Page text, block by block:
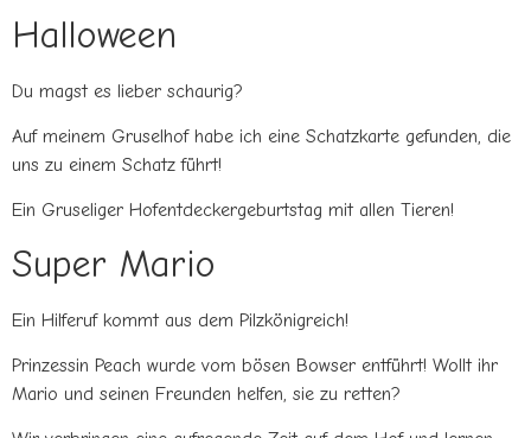
Halloween
Du magst es lieber schaurig?
Auf meinem Gruselhof habe ich eine Schatzkarte gefunden, die
uns zu einem Schatz führt!
Ein Gruseliger Hofentdeckergeburtstag mit allen Tieren!
Super Mario
Ein Hilferuf kommt aus dem Pilzkönigreich!
Prinzessin Peach wurde vom bösen Bowser entführt! Wollt ihr
Mario und seinen Freunden helfen, sie zu retten?